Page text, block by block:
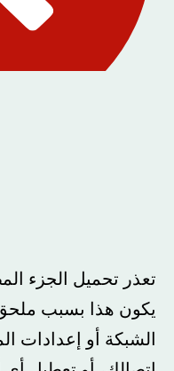
تعذر تحميل الجزء
يكون هذا بسبب
الشبكة أو إعدادات